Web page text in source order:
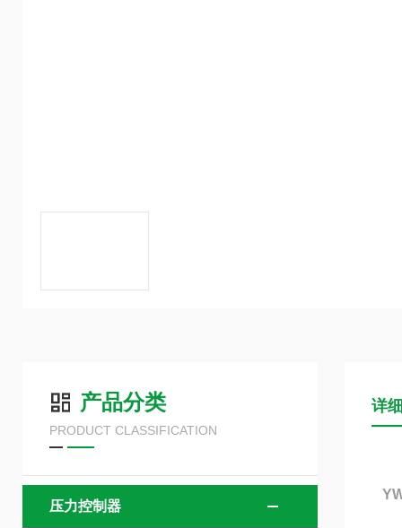
产品分类
PRODUCT CLASSIFICATION
压力控制器
详